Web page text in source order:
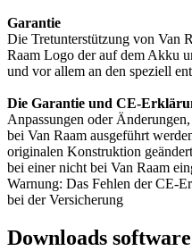
Garantie
Die Tretunterstützung von Van
Raam Logo der auf dem Akku
und vor allem an den speziell
Die Garantie und CE-
Anpassungen oder
bei Van Raam ausgeführt
originalen Konstruktion
bei einer nicht bei Van Raam
Warnung: Das Fehlen der CE-
bei der Versicherung
Downloads software